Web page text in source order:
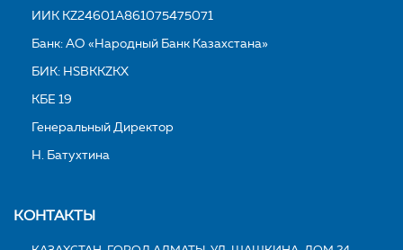
ИИК KZ24601A861075475071
Банк: АО «Народный Банк Казахстана»
БИК: HSBKKZKX
КБЕ 19
Генеральный Директор
Н. Батухтина
КОНТАКТЫ